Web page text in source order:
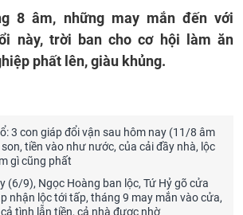
8 âm, những may mắn đến với
này, trời ban cho cơ hội làm ăn
phất lên, giàu khủng.
3 con giáp đổi vận sau hôm nay (11/8 âm
tiền vào như nước, của cải đầy nhà, lộc
gì cũng phất
(6/9), Ngọc Hoàng ban lộc, Tứ Hỷ gõ cửa
nhận lộc tới tấp, tháng 9 may mắn vào cửa,
tình lẫn tiền, cả nhà được nhờ